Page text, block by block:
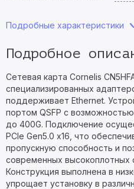
Подробные характеристики
Подробное
Сетевая карта Cornelis
специализированных
поддерживает Ethernet.
портом QSFP с
до 400G. Подключение
PCIe Gen5.0 x16, что
пропускную способность и
современных высокоплотных
Конструкция выполнена в
упрощает установку в